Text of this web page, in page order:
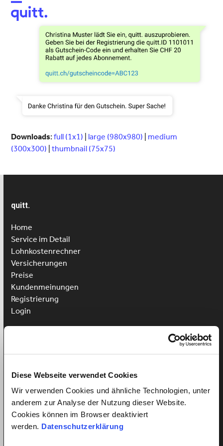
Diese Webseite verwendet Cookies
Wir verwenden Cookies und ähnliche Technologien, unter
anderem zur Analyse der Nutzung dieser Website.
Cookies können im Browser deaktiviert
werden. Datenschutzerklärung
Open
mobile
Close
mobile
Downloads:full (1x1) large (980x980)
medium
(300x300) |thumbnail (75x75)
quitt.
Home
Service im Detail
Lohnkostenrechner
Versicherungen
Preise
Kundenmeinungen
Registrierung
Login
Pflegehilfe anstellen
Vorteile für Arbeitnehmer
Arbeitnehmer Registrierung
Arbeitnehmer Login
Sprachkurs gewinnen